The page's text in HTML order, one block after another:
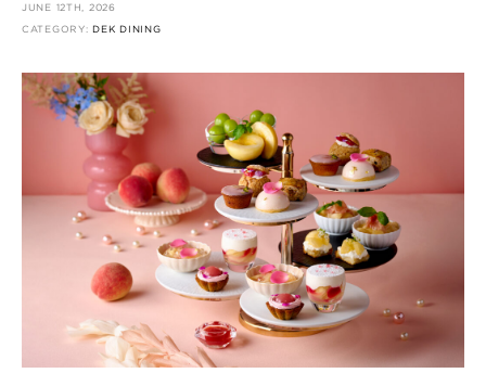
JUNE 12TH, 2026
CATEGORY:DEK DINING